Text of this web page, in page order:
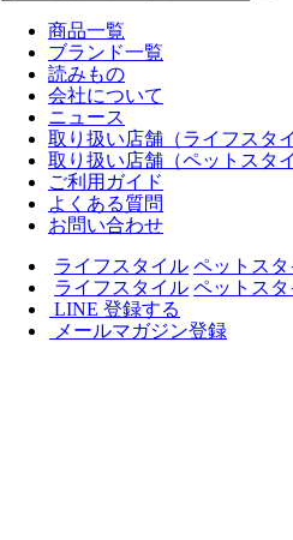
商品一覧
ブランド一覧
読みもの
会社について
ニュース
取り扱い店舗（ライフスタイ
取り扱い店舗（ペットスタイ
ご利用ガイド
よくある質問
お問い合わせ
ライフスタイル ペットス
ライフスタイル ペットス
LINE 登録する
メールマガジン登録